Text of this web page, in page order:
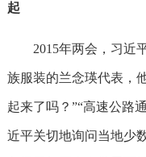
起
2015年两会，习近平
族服装的兰念瑛代表，
起来了吗？”“高速公路
近平关切地询问当地少